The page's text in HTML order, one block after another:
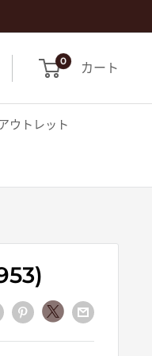
0 カート
アウトレット